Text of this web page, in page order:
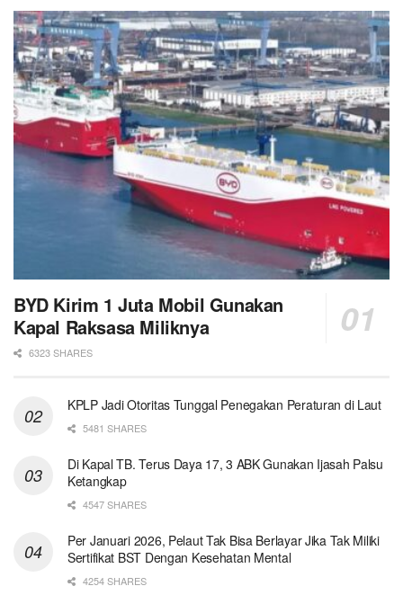
BYD Kirim 1 Juta Mobil Gunakan
Kapal Raksasa Miliknya
6323 SHARES
KPLP Jadi Otoritas Tunggal Penegakan Peraturan di Laut
5481 SHARES
Di Kapal TB. Terus Daya 17, 3 ABK Gunakan Ijasah Palsu
Ketangkap
4547 SHARES
Per Januari 2026, Pelaut Tak Bisa Berlayar Jika Tak Miliki
Sertifikat BST Dengan Kesehatan Mental
4254 SHARES